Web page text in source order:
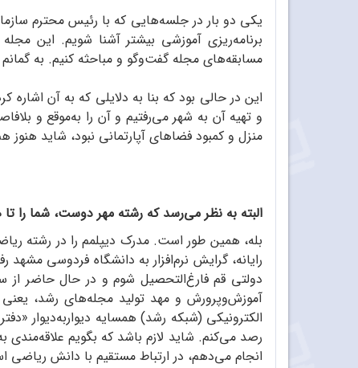
یکی دو بار در جلسه‌هایی که با رئیس محترم
برنامه‌ریزی آموزشی بیشتر آشنا شویم. این
مسابقه‌های مجله گفت‌وگو و مباحثه کنیم. به
این در حالی بود که بنا به دلایلی که به آن
و تهیه آن به شهر می‌رفتیم و آن را به‌موقع و
منزل و کمبود فضاهای آپارتمانی نبود، شاید
البته به نظر می‌رسد که رشته مهر دوست، شما را
بله، همین طور است. مدرک دیپلمم را در رشته
رایانه، گرایش نرم‌افزار به دانشگاه فردوسی
الکترونیکی (شبکه رشد) همسایه دیواربه‌دیوار
رصد می‌کنم. شاید لازم باشد که بگویم علاقه‌مندی
انجام می‌دهم، در ارتباط مستقیم با دانش ریاضی